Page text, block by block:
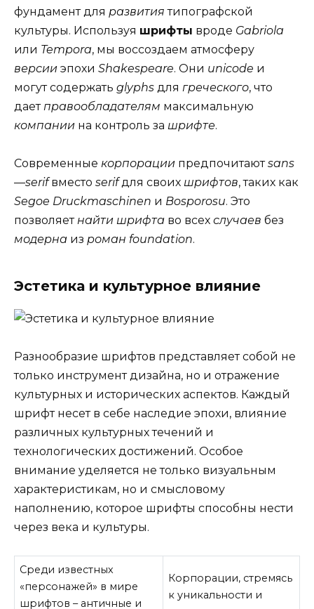
фундамент для развития типографской
культуры. Используя шрифты вроде Gabriola
или Tempora, мы воссоздаем атмосферу
версии эпохи Shakespeare. Они unicode и
могут содержать glyphs для греческого, что
дает правообладателям максимальную
компании на контроль за шрифте.
Современные корпорации предпочитаютsans
—serifвместо serifдля своих шрифтов, таких как
Segoe Druckmaschinen и Bosporosu. Это
позволяет найти шрифта во всех случаев без
модерна из роман foundation.
Эстетика и культурное влияние
Разнообразие шрифтов представляет собой не
только инструмент дизайна, но и отражение
культурных и исторических аспектов. Каждый
шрифт несет в себе наследие эпохи, влияние
различных культурных течений и
технологических достижений. Особое
внимание уделяется не только визуальным
характеристикам, но и смысловому
наполнению, которое шрифты способны нести
через века и культуры.
Среди известных
«персонажей» в мире
шрифтов – античные и
Корпорации, стремясь
к уникальности и